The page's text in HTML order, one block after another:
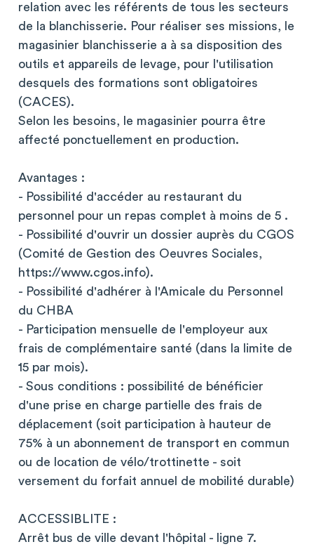
relation avec les référents de tous les secteurs
de la blanchisserie. Pour réaliser ses missions, le
magasinier blanchisserie a à sa disposition des
outils et appareils de levage, pour l'utilisation
desquels des formations sont obligatoires
(CACES).
Selon les besoins, le magasinier pourra être
affecté ponctuellement en production.
Avantages :
- Possibilité d'accéder au restaurant du
personnel pour un repas complet à moins de 5 .
- Possibilité d'ouvrir un dossier auprès du CGOS
(Comité de Gestion des Oeuvres Sociales,
https://www.cgos.info).
- Possibilité d'adhérer à l'Amicale du Personnel
du CHBA
- Participation mensuelle de l'employeur aux
frais de complémentaire santé (dans la limite de
15 par mois).
- Sous conditions : possibilité de bénéficier
d'une prise en charge partielle des frais de
déplacement (soit participation à hauteur de
75% à un abonnement de transport en commun
ou de location de vélo/trottinette - soit
versement du forfait annuel de mobilité durable)
ACCESSIBLITE :
Arrêt bus de ville devant l'hôpital - ligne 7.